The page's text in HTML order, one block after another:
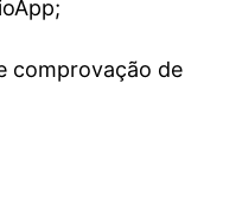
comprovação de